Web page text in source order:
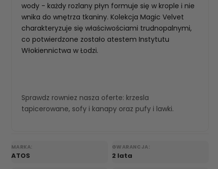
wody - każdy rozlany płyn formuje się w krople i nie
wnika do wnętrza tkaniny. Kolekcja Magic Velvet
charakteryzuje się właściwościami trudnopalnymi,
co potwierdzone zostało atestem Instytutu
Włokiennictwa w Łodzi.
Sprawdz rowniez nasza oferte: krzesla
tapicerowane, sofy i kanapy oraz pufy i lawki.
MARKA:
ATOS
GWARANCJA:
2 lata